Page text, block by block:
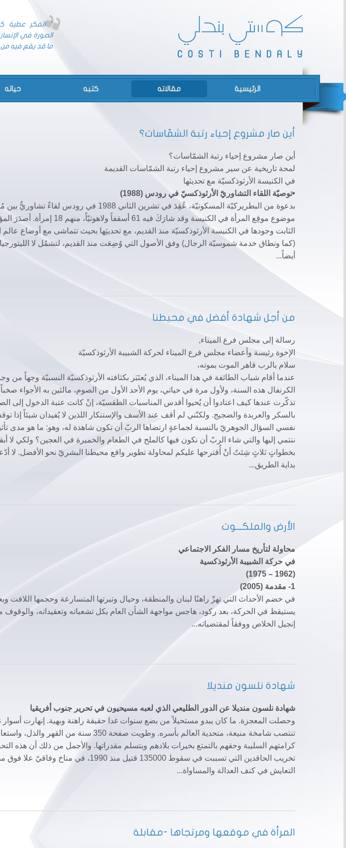
" الفكر عطية
الصورة في
ما قد يقع فيه
الرئيسية مقالاته كتبه حياته
أين صار مشروع إحياء رتبة الشمّاسات؟
أين صار مشروع إحياء رتبة الشمّاسات؟
لمحة تاريخية عن سير مشروع إحياء رتبة الشمّاسات القديمة
في الكنيسة الأرثوذكسيّة مع تحديثها
•توصيّة اللقاء التشاوريّ الأرثوذكسيّ في رودس (1988)
بدعوة من البطريركيّة المسكونيّة، عُقِدَ في تشرين
موضوع موقِع المرأة في الكنيسة وقد
الثابت وجودها في الكنيسة الأرثوذكسيّة منذ القديم، مع تحديثِها بحيث تتماشى مع أوضاع
(كما ونطاق خدمة شموسيّة الرجال) وفق الأصول التي وُضِعَت منذ القديم، لتشمُل لا
أيضاً...
من أجل شهادة أفضل في محيطنا
رسالة إلى مجلس فرع الميناء,
الإخوة رئيسة وأعضاء مجلس فرع الميناء لحركة الشبيبة الأرثوذكسيّة
سلام بالرب قاهر الموت بموته،
عندما أقام شباب الطائفة في هذا الميناء، الذي يُعتَبَر بكثافته الأرثوذكسيّة النسبيّة وجهاً من
الكرنفال هذه السنة، ولأول مرة في حياتي، يوم الأحد الأول من الصوم، مالئين به الأجواء
تذكّرت عندها كيف اعتادوا أن يُحيوا أقدس المناسبات الطقسيّة، إنْ كانت عتبة الدخول إلى
بالسكر والعربدة والضجيج. ولكنّني لم أقف عند الأسف والإستنكار اللذين لا يُفيدان شيئاً
نفسي السؤال الجوهريّ بالنسبة لجماعةٍ ارتضاها الربّ أن تكون شاهدة له، وهو: ما هو مدى
ننتمي إليها والتي شاء الربّ أن نكون فيها كالملح في الطعام والخميرة في العجين؟ ولكي لا
بخطواتٍ ثلاثٍ شِئتُ أنْ أُقترحها عليكم لمحاولة تطوير واقع محيطنا البشريّ نحو الأفضل. لا
بداية الطريق...
الأرض والملكـــوت
محاولة لتأريخ مسار الفكر الاجتماعي
في حركة الشبيبة الأرثوذكسية
(1962 – 1975)
1- مقدمة (2005)
في خضم الأحداث التي تهزّ راهنًا لبنان والمنطقة، وحيال وتيرتها المتسارعة وحجمها اللافت
يستيقظ في الحركة، بعد ركود، هاجس مواجهة الشأن العام بكل تشعباته وتعقيداته، والوقوف
إنجيل الخلاص ووفقاً لمقتضياته...
شهادة نلسون منديلا
شهادة نلسون منديلا عن الدور الطليعي الذي لعبه مسيحيون في تحرير جنوب أفريقيا
وحصلت المعجزة. ما كان يبدو مستحيلاً من بضع سنوات غدا حقيقة راهنة وبهية. إنهارت أسوار
كرامتهم السليبة وحقهم بالتمتع بخيرات بلادهم وبتسلم مقدراتها. والأجمل من ذلك أن هذه
تخريب الحاقدين التي تسببت في سقوط 135000 قتيل
التعايش في كنف العدالة والمساواة...
المرأة في موقعها ومرتجاها -مقابلة